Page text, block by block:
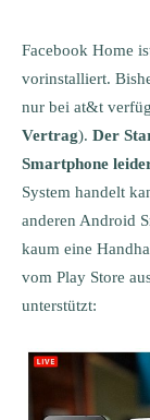
Facebook Home
vorinstalliert.
nur bei at&t
Vertrag). Der
Smartphone
System handelt
anderen Android
kaum eine
vom Play Store
unterstützt: